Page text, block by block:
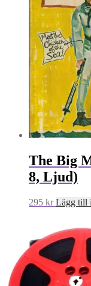
The Big
8, Ljud)
295 kr Lägg till